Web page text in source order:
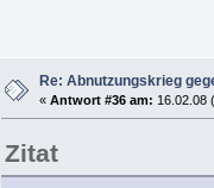
Re: Abnutzungskrieg
« Antwort #36 am: 16.02.08
Zitat